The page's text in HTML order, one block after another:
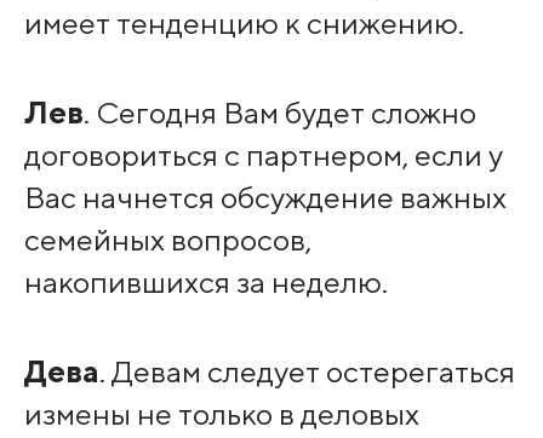
имеет тенденцию к снижению.
Лев. Сегодня Вам будет сложно
договориться с партнером, если у
Вас начнется обсуждение важных
семейных вопросов,
накопившихся за неделю.
Дева. Девам следует остерегаться
измены не только в деловых